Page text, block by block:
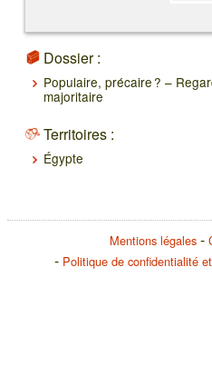
Dossier :
Populaire, précaire ? –
majoritaire
Territoires :
Égypte
Mentions légales
Politique de confidentialité